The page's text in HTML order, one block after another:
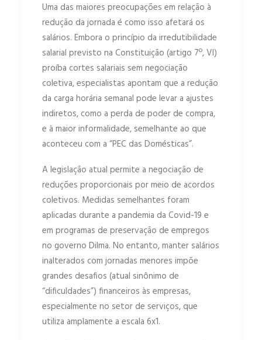
Uma das maiores preocupações em relação à
redução da jornada é como isso afetará os
salários. Embora o princípio da irredutibilidade
salarial previsto na Constituição (artigo 7º, VI)
proíba cortes salariais sem negociação
coletiva, especialistas apontam que a redução
da carga horária semanal pode levar a ajustes
indiretos, como a perda de poder de compra,
e à maior informalidade, semelhante ao que
aconteceu com a “PEC das Domésticas”.
A legislação atual permite a negociação de
reduções proporcionais por meio de acordos
coletivos. Medidas semelhantes foram
aplicadas durante a pandemia da Covid-19 e
em programas de preservação de empregos
no governo Dilma. No entanto, manter salários
inalterados com jornadas menores impõe
grandes desafios (atual sinônimo de
“dificuldades”) financeiros às empresas,
especialmente no setor de serviços, que
utiliza amplamente a escala 6x1.